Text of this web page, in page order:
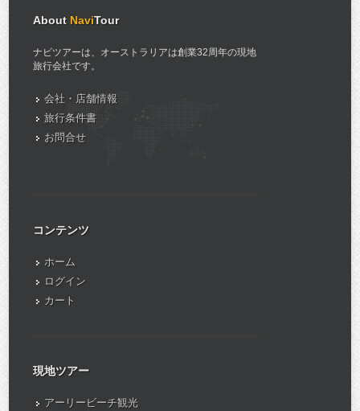
About NaviTour
ナビツアーは、オーストラリアは創業32周年の現地
旅行会社です。
会社・店舗情報
旅行条件書
お問合せ
コンテンツ
ホーム
ログイン
カート
現地ツアー
アーリービーチ観光